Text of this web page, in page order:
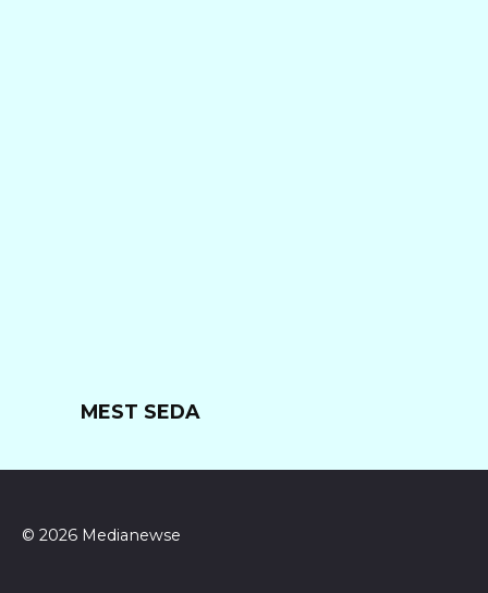
MEST SEDA
© 2026 Medianewse